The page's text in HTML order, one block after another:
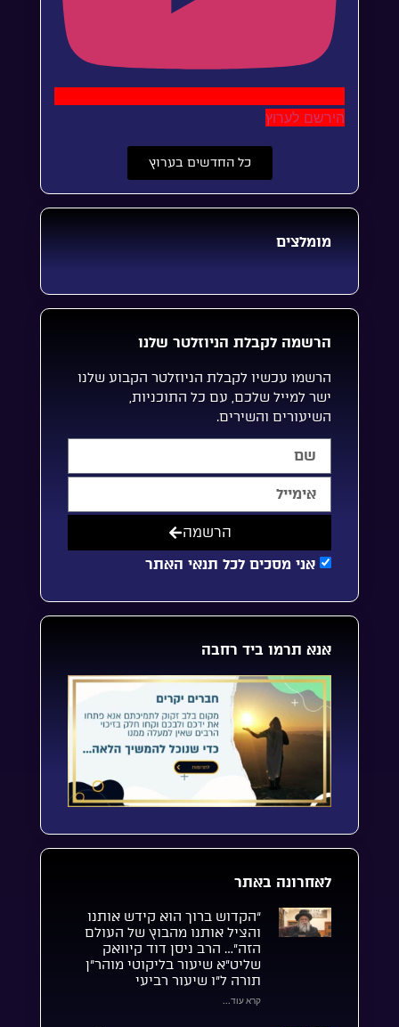
הירשם לערוץ
כל החדשים בערוץ
מומלצים
הרשמה לקבלת הניוזלטר שלנו
הרשמו עכשיו לקבלת הניוזלטר הקבוע שלנו
ישר למייל שלכם, עם כל התוכניות,
השיעורים והשירים.
אני מסכים לכל תנאי האתר
הרשמה
אנא תרמו ביד רחבה
לאחרונה באתר
“הקדוש ברוך הוא קידש אותנו
והציל אותנו מהבוץ של העולם
הזה”… הרב ניסן דוד קיוואק
שליט”א שיעור בליקוטי מוהר”ן
תורה ל”ו שיעור רביעי
קרא עוד...